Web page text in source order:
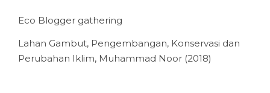
Eco Blogger gathering
Lahan Gambut, Pengembangan, Konservasi dan
Perubahan Iklim, Muhammad Noor (2018)